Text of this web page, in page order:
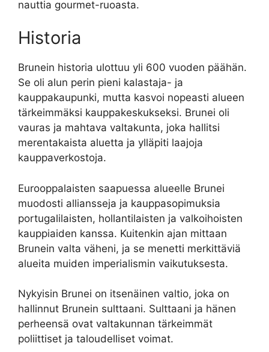
nauttia gourmet-ruoasta.
Historia
Brunein historia ulottuu yli 600 vuoden päähän.
Se oli alun perin pieni kalastaja- ja
kauppakaupunki, mutta kasvoi nopeasti alueen
tärkeimmäksi kauppakeskukseksi. Brunei oli
vauras ja mahtava valtakunta, joka hallitsi
merentakaista aluetta ja ylläpiti laajoja
kauppaverkostoja.
Eurooppalaisten saapuessa alueelle Brunei
muodosti alliansseja ja kauppasopimuksia
portugalilaisten, hollantilaisten ja valkoihoisten
kauppiaiden kanssa. Kuitenkin ajan mittaan
Brunein valta väheni, ja se menetti merkittäviä
alueita muiden imperialismin vaikutuksesta.
Nykyisin Brunei on itsenäinen valtio, joka on
hallinnut Brunein sulttaani. Sulttaani ja hänen
perheensä ovat valtakunnan tärkeimmät
poliittiset ja taloudelliset voimat.